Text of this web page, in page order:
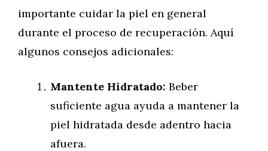
importante cuidar la piel en general
durante el proceso de recuperación. Aquí
algunos consejos adicionales:
Mantente Hidratado: Beber
suficiente agua ayuda a mantener la
piel hidratada desde adentro hacia
afuera.